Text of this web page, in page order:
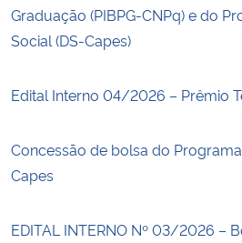
Graduação (PIBPG-CNPq) e do
Social (DS-Capes)
Edital Interno 04/2026 – Prêmio
Concessão de bolsa do
Capes
EDITAL INTERNO Nº 03/2026 –